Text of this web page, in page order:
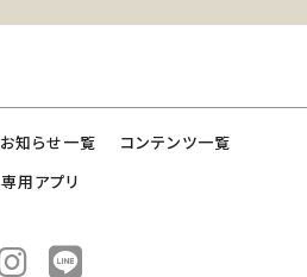
お知らせ一覧
コンテンツ一覧
専用アプリ